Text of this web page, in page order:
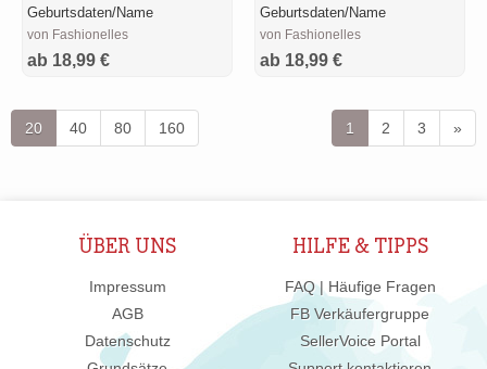
Geburtsdaten/Name
von Fashionelles
ab 18,99 €
Geburtsdaten/Name
von Fashionelles
ab 18,99 €
20 40 80 160 1 2 3 »
ÜBER UNS
Impressum
AGB
Datenschutz
HILFE & TIPPS
FAQ | Häufige Fragen
FB Verkäufergruppe
SellerVoice Portal